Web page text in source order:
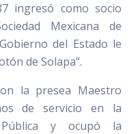
ingresó como socio
Mexicana de
del Estado le
de Solapa”.
la presea Maestro
de servicio en la
Pública y ocupó la